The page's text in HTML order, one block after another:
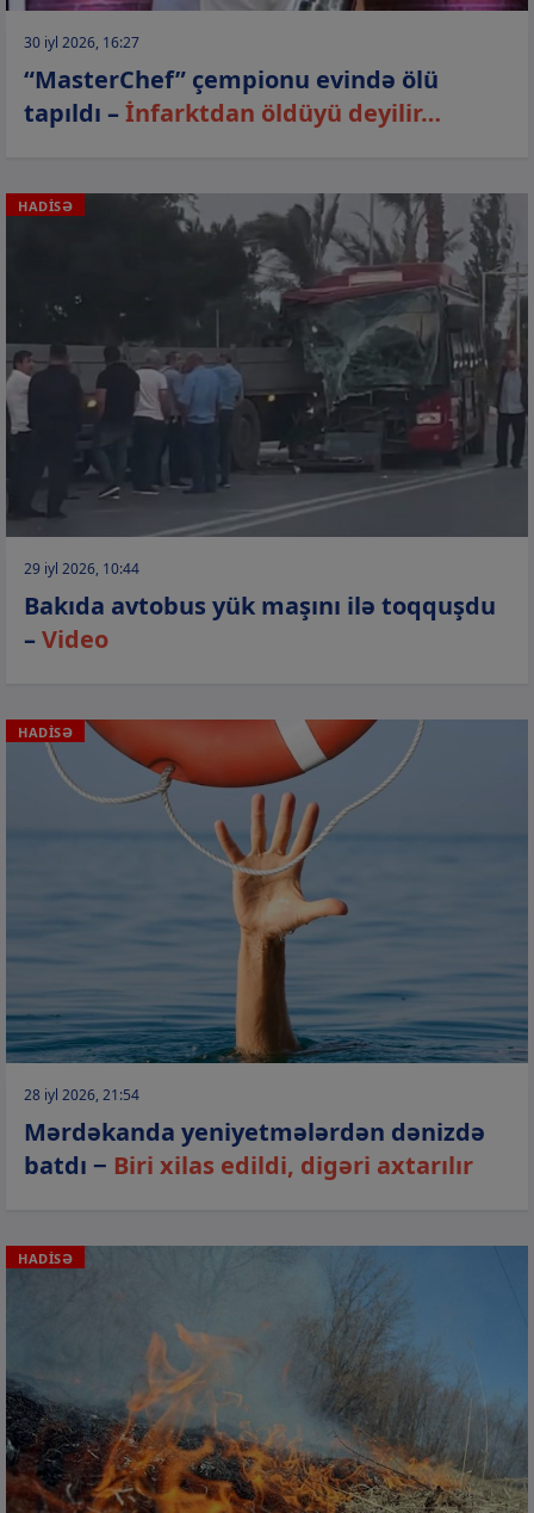
30 iyl 2026, 16:27
“MasterChef” çempionu evində ölü
tapıldı –İnfarktdan öldüyü deyilir…
HADİSƏ
29 iyl 2026, 10:44
Bakıda avtobus yük maşını ilə toqquşdu
–Video
HADİSƏ
28 iyl 2026, 21:54
Mərdəkanda yeniyetmələrdən dənizdə
batdı − Biri xilas edildi, digəri axtarılır
HADİSƏ